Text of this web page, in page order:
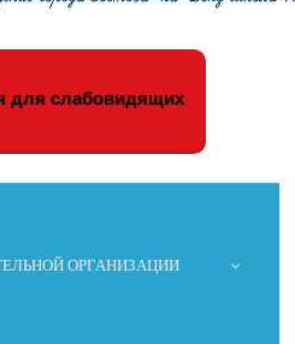
для слабовидящих
ОРГАНИЗАЦИИ